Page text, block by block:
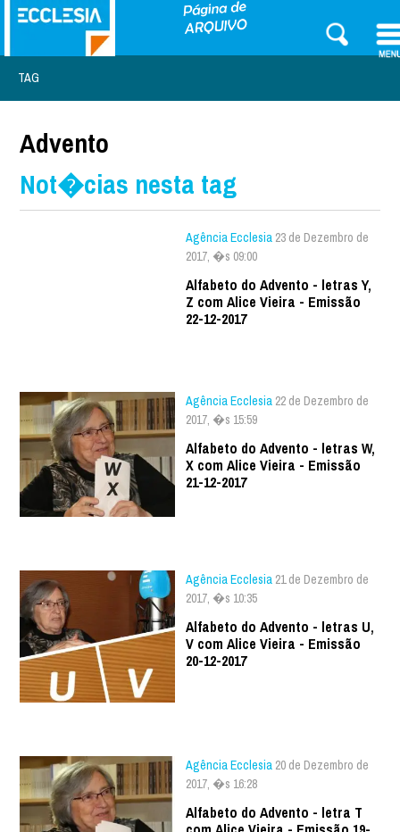
TAG
Advento
Not�cias nesta tag
Agência Ecclesia 23 de Dezembro de
2017, �s 09:00
Alfabeto do Advento - letras Y,
Z com Alice Vieira - Emissão
22-12-2017
Agência Ecclesia 22 de Dezembro de
2017, �s 15:59
Alfabeto do Advento - letras W,
X com Alice Vieira - Emissão
21-12-2017
Agência Ecclesia 21 de Dezembro de
2017, �s 10:35
Alfabeto do Advento - letras U,
V com Alice Vieira - Emissão
20-12-2017
Agência Ecclesia 20 de Dezembro de
2017, �s 16:28
Alfabeto do Advento - letra T